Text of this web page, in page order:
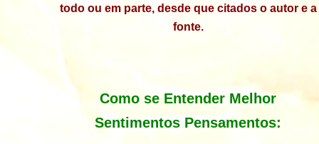
todo ou em parte, desde que citados o autor e a
fonte.
Como se Entender Melhor
Sentimentos Pensamentos: